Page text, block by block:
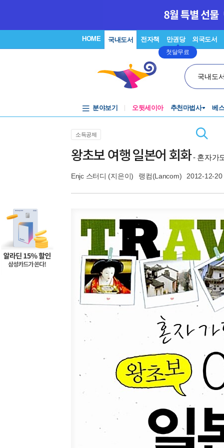
HOME 국내도서 전자책 만권당
첫달무료
외국도서
국내도
분야보기 오뒷세이아 추천마법사 베
소득공제
왕초보 여행 일본어 회화- 혼자가
Enjc 스터디 (지은이) 랭컴(Lancom) 2012-12-20